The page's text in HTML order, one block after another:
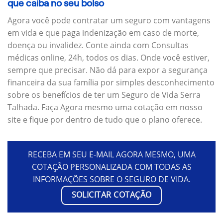
que caiba no seu bolso
Agora você pode contratar um seguro com vantagens
em vida e que paga indenização em caso de morte,
doença ou invalidez. Conte ainda com Consultas
médicas online, 24h, todos os dias. Onde você estiver,
sempre que precisar. Não dá para expor a segurança
financeira da sua família por simples desconhecimento
sobre os benefícios de ter um Seguro de Vida Serra
Talhada. Faça Agora mesmo uma cotação em nosso
site e fique por dentro de tudo que o plano oferece.
RECEBA EM SEU E-MAIL AGORA MESMO, UMA
COTAÇÃO PERSONALIZADA COM TODAS AS
INFORMAÇÕES SOBRE O SEGURO DE VIDA.
SOLICITAR COTAÇÃO